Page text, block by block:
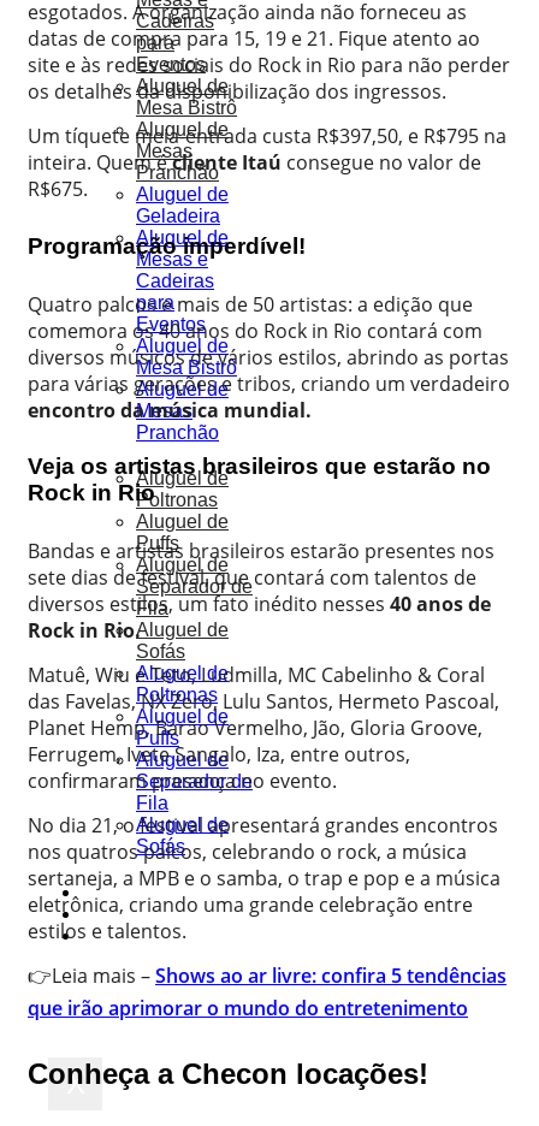
Cadeiras
para
Eventos
Aluguel de
Mesa Bistrô
Aluguel de
Mesas
Pranchão
Aluguel de
Geladeira
Aluguel de
Mesas e
Cadeiras
para
Eventos
Aluguel de
Mesa Bistrô
Aluguel de
Mesas
Pranchão
Aluguel de
Poltronas
Aluguel de
Puffs
Aluguel de
Separador de
Fila
Aluguel de
Sofás
Aluguel de
Poltronas
Aluguel de
Puffs
Aluguel de
Separador de
Fila
Aluguel de
Sofás
Portfólio
Blog
Orçamento
X
esgotados. A organização ainda não forneceu as
datas de compra para 15, 19 e 21. Fique atento ao
site e às redes sociais do Rock in Rio para não perder
os detalhes da disponibilização dos ingressos.
Um tíquete meia-entrada custa R$397,50, e R$795 na
inteira. Quem écliente Itaú consegue no valor de
R$675.
Programação imperdível!
Quatro palcos e mais de 50 artistas: a edição que
comemora os 40 anos do Rock in Rio contará com
diversos músicos de vários estilos, abrindo as portas
para várias gerações e tribos, criando um verdadeiro
encontro da música mundial.
Veja os artistas brasileiros que estarão no
Rock in Rio
Bandas e artistas brasileiros estarão presentes nos
sete dias de festival, que contará com talentos de
diversos estilos, um fato inédito nesses 40 anos de
Rock in Rio.
Matuê, Wiu e Teto, Ludmilla, MC Cabelinho & Coral
das Favelas, NX Zero, Lulu Santos, Hermeto Pascoal,
Planet Hemp, Barão Vermelho, Jão, Gloria Groove,
Ferrugem, Ivete Sangalo, Iza, entre outros,
confirmaram presença no evento.
No dia 21, o festival apresentará grandes encontros
nos quatros palcos, celebrando o rock, a música
sertaneja, a MPB e o samba, o trap e pop e a música
eletrônica, criando uma grande celebração entre
estilos e talentos.
👉Leia mais –Shows ao ar livre: confira 5 tendências
que irão aprimorar o mundo do entretenimento
Conheça a Checon locações!